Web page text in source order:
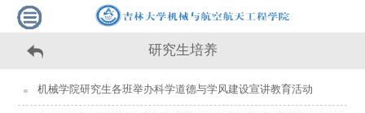
研究生培养
机械学院研究生各班举办科学道德与学风建设宣讲教育活动